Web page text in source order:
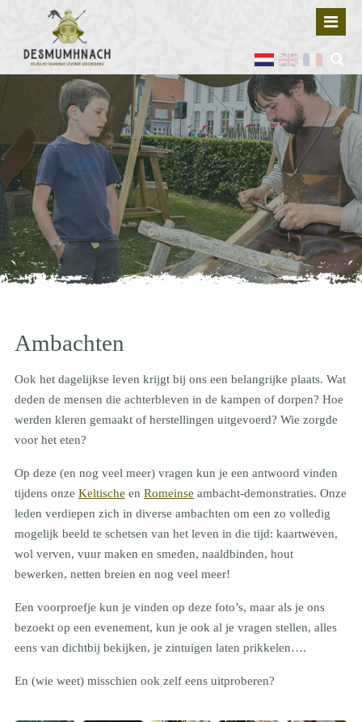
Ambachten
Ook het dagelijkse leven krijgt bij ons een belangrijke plaats. Wat
deden de mensen die achterbleven in de kampen of dorpen? Hoe
werden kleren gemaakt of herstellingen uitgevoerd? Wie zorgde
voor het eten?
Op deze (en nog veel meer) vragen kun je een antwoord vinden
tijdens onze Keltische en Romeinse ambacht-demonstraties. Onze
leden verdiepen zich in diverse ambachten om een zo volledig
mogelijk beeld te schetsen van het leven in die tijd: kaartweven,
wol verven, vuur maken en smeden, naaldbinden, hout
bewerken, netten breien en nog veel meer!
Een voorproefje kun je vinden op deze foto’s, maar als je ons
bezoekt op een evenement, kun je ook al je vragen stellen, alles
eens van dichtbij bekijken, je zintuigen laten prikkelen….
En (wie weet) misschien ook zelf eens uitproberen?